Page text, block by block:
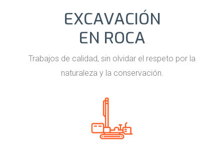
EXCAVACIÓN
EN ROCA
Trabajos de calidad, sin olvidar el respeto por la
naturaleza y la conservación.